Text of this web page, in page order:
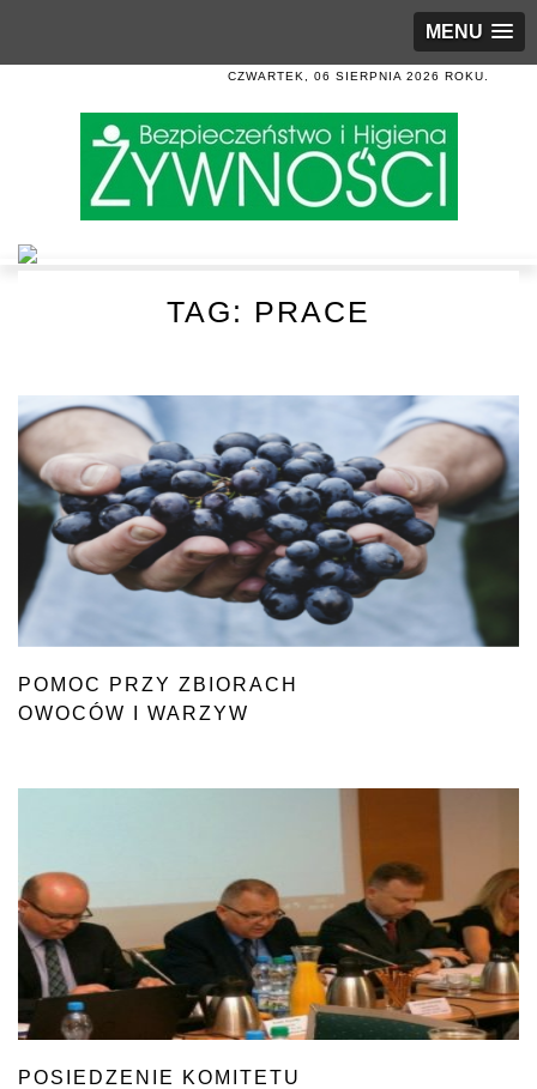
MENU
CZWARTEK, 06 SIERPNIA 2026 ROKU.
TAG: PRACE
POMOC PRZY ZBIORACH
OWOCÓW I WARZYW
POSIEDZENIE KOMITETU